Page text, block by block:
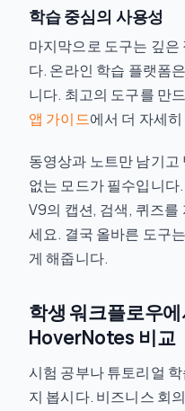
학습 중심의 사용성
마지막으로 도구는 깊
다. 온라인 학습 플랫폼
니다. 최고의 도구를 만
앱 가이드에서 더 자세
동영상과 노트만 남기
없는 모드가 필수입니
V9의 캡션, 검색, 퀴즈를
세요. 결국 올바른 도구
게 해줍니다.
학생 워크플로우
HoverNotes 비교
시험 공부나 튜토리얼
지 봅시다. 비즈니스 회